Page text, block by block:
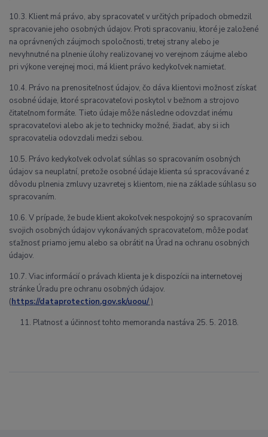
10.3. Klient má právo, aby spracovateľ v určitých prípadoch obmedzil
spracovanie jeho osobných údajov. Proti spracovaniu, ktoré je založené
na oprávnených záujmoch spoločnosti, tretej strany alebo je
nevyhnutné na plnenie úlohy realizovanej vo verejnom záujme alebo
pri výkone verejnej moci, má klient právo kedykoľvek namietať.
10.4. Právo na prenositeľnosť údajov, čo dáva klientovi možnosť získať
osobné údaje, ktoré spracovateľovi poskytol v bežnom a strojovo
čitateľnom formáte. Tieto údaje môže následne odovzdať inému
spracovateľovi alebo ak je to technicky možné, žiadať, aby si ich
spracovatelia odovzdali medzi sebou.
10.5. Právo kedykoľvek odvolať súhlas so spracovaním osobných
údajov sa neuplatní, pretože osobné údaje klienta sú spracovávané z
dôvodu plnenia zmluvy uzavretej s klientom, nie na základe súhlasu so
spracovaním.
10.6. V prípade, že bude klient akokoľvek nespokojný so spracovaním
svojich osobných údajov vykonávaných spracovateľom, môže podať
sťažnosť priamo jemu alebo sa obrátiť na Úrad na ochranu osobných
údajov.
10.7. Viac informácií o právach klienta je k dispozícii na internetovej
stránke Úradu pre ochranu osobných údajov.
(https://dataprotection.gov.sk/uoou/ )
Platnosť a účinnosť tohto memoranda nastáva 25. 5. 2018.